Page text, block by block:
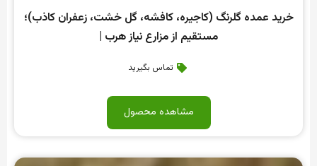
خرید عمده گلرنگ (کاجیره، کافشه، گل خشت، زعفران کاذب)؛
مستقیم از مزارع نیاز هرب |
تماس بگیرید
مشاهده محصول